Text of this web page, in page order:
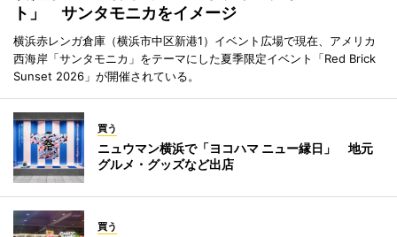
ト」 サンタモニカをイメージ
横浜赤レンガ倉庫（横浜市中区新港1）イベント広場で現在、アメリカ
西海岸「サンタモニカ」をテーマにした夏季限定イベント「Red Brick
Sunset 2026」が開催されている。
買う
ニュウマン横浜で「ヨコハマ ニュー縁日」 地元
グルメ・グッズなど出店
買う